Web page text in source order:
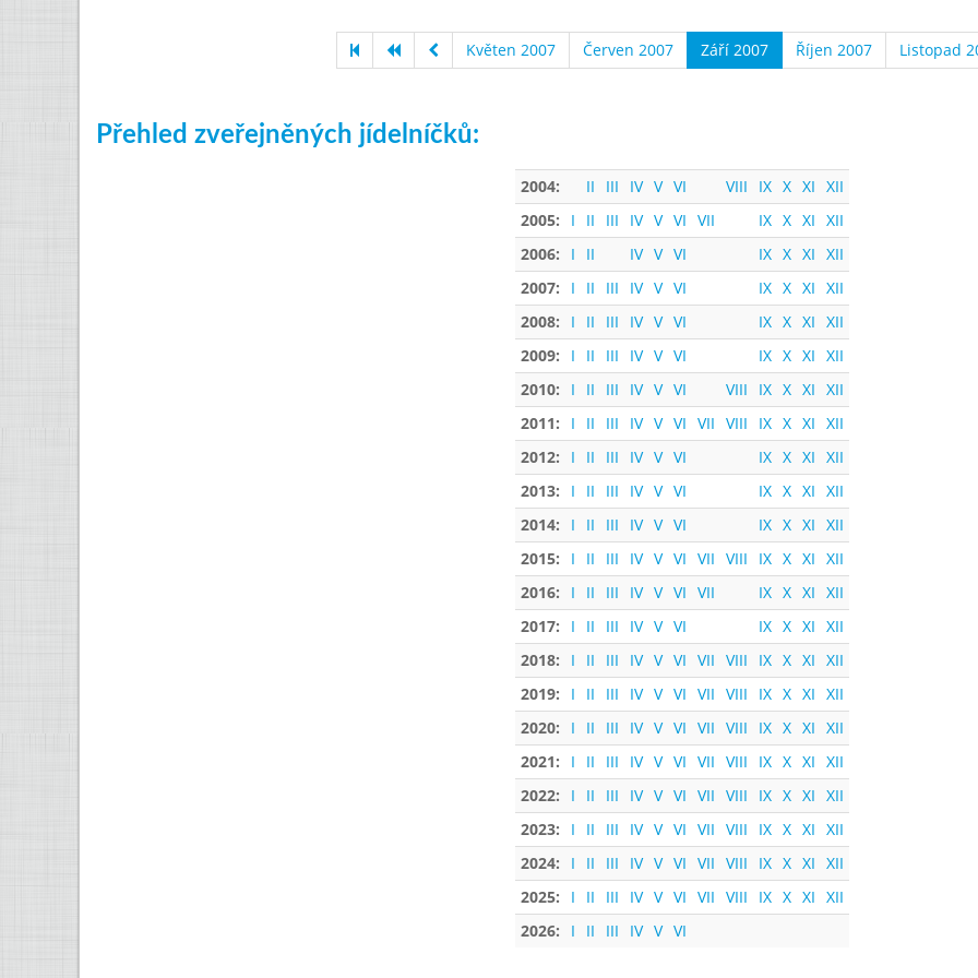
Květen 2007 Červen 2007 Září 2007 Říjen 2007 Listopad
Přehled zveřejněných jídelníčků:
2004: II III IV V VI VIII IX X XI XII
2005:
I II III IV V VI VII IX X XI XII
2006:
I II IV V VI IX X XI XII
2007:
I II III IV V VI IX X XI XII
2008:
I II III IV V VI IX X XI XII
2009:
I II III IV V VI IX X XI XII
2010:
I II III IV V VI VIII IX X XI XII
2011:
I II III IV V VI VII VIII IX X XI XII
2012:
I II III IV V VI IX X XI XII
2013:
I II III IV V VI IX X XI XII
2014:
I II III IV V VI IX X XI XII
2015:
I II III IV V VI VII VIII IX X XI XII
2016:
I II III IV V VI VII IX X XI XII
2017:
I II III IV V VI IX X XI XII
2018:
I II III IV V VI VII VIII IX X XI XII
2019:
I II III IV V VI VII VIII IX X XI XII
2020:
I II III IV V VI VII VIII IX X XI XII
2021:
I II III IV V VI VII VIII IX X XI XII
2022:
I II III IV V VI VII VIII IX X XI XII
2023:
I II III IV V VI VII VIII IX X XI XII
2024:
I II III IV V VI VII VIII IX X XI XII
2025:
I II III IV V VI VII VIII IX X XI XII
2026:
I II III IV V VI